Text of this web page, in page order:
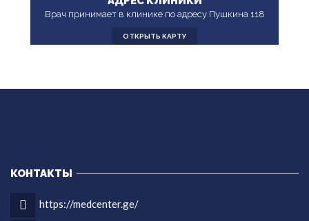
Врач принимает в клинике по адресу Пушкина 118
ОТКРЫТЬ КАРТУ
КОНТАКТЫ
https://medcenter.ge/